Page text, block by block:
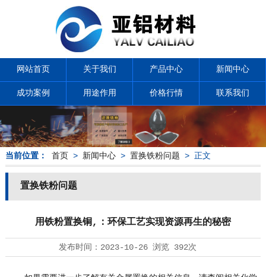
网站首页 关于我们 产品中心 新闻中心
成功案例 用途作用 价格行情 联系我们
当前位置： 首页 > 新闻中心> 置换铁粉问题 > 正文
置换铁粉问题
用铁粉置换铜,：环保工艺实现资源再生的秘密
发布时间： 2023-10-26浏览 392次